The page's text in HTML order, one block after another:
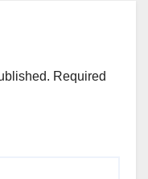
Required